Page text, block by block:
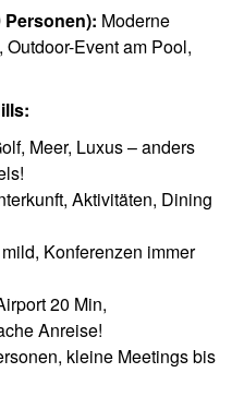
Moderne
Event am Pool,
Meer, Luxus – anders
Aktivitäten, Dining
Konferenzen immer
20 Min,
Anreise!
kleine Meetings bis